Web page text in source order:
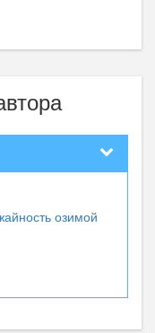
озимой